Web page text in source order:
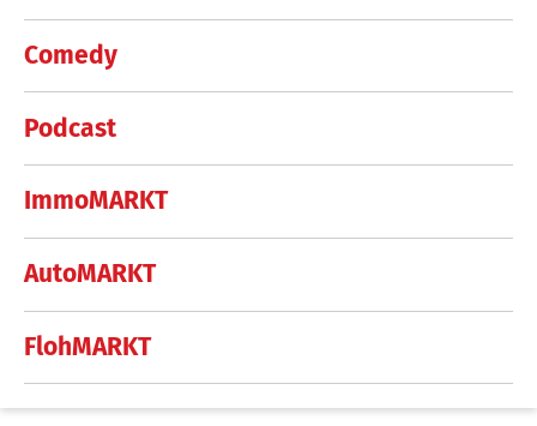
Comedy
Podcast
ImmoMARKT
AutoMARKT
FlohMARKT